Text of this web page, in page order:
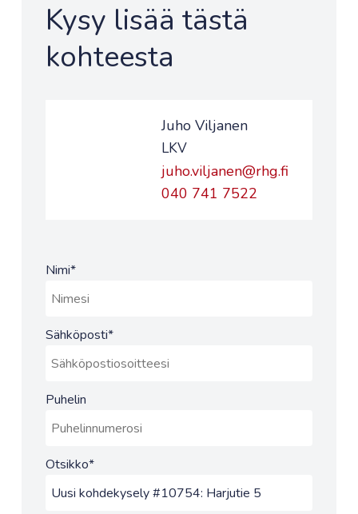
Kysy lisää tästä
kohteesta
Juho Viljanen
LKV
juho.viljanen@rhg.fi
040 741 7522
Nimi*
Sähköposti*
Puhelin
Otsikko*